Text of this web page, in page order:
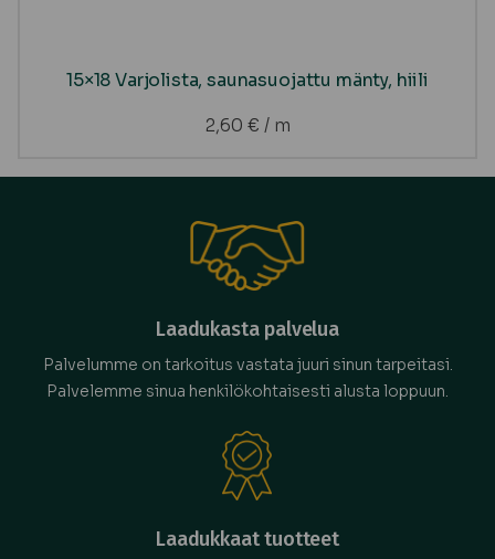
15×18 Varjolista, saunasuojattu mänty, hiili
2,60 € / m
Laadukasta palvelua
Palvelumme on tarkoitus vastata juuri sinun tarpeitasi.
Palvelemme sinua henkilökohtaisesti alusta loppuun.
Laadukkaat tuotteet